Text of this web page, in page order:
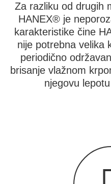
Za razliku od drugih
HANEX® je
karakteristike čine
nije potrebna velika
periodično
brisanje vlažnom
njegovu